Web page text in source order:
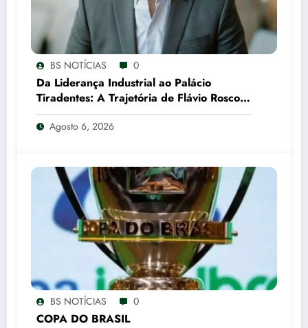
BS NOTÍCIAS 0
Da Liderança Industrial ao Palácio
Tiradentes: A Trajetória de Flávio Roscoe
e o Xadrez do Vice no PL
Agosto 6, 2026
BS NOTÍCIAS 0
COPA DO BRASIL